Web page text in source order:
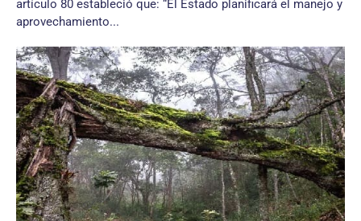
artículo 80 estableció que: “El Estado planificará el manejo y
aprovechamiento...